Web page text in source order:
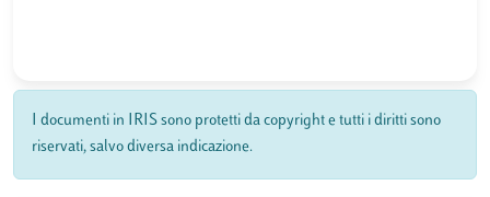
I documenti in IRIS sono protetti da copyright e tutti i diritti sono
riservati, salvo diversa indicazione.